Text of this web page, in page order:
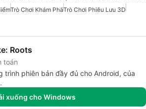
Trò Chơi Khám PháTrò Chơi Phiêu Lưu 3D
Roots
toán
trình phiên bản đầy đủ cho Android, của
xuống cho Windows